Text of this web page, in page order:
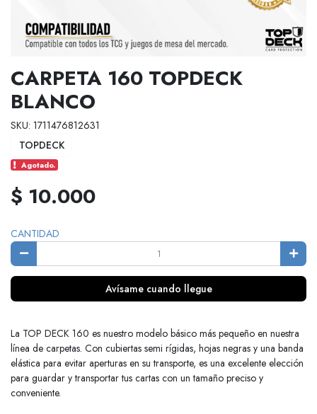
CARPETA 160 TOPDECK
BLANCO
SKU: 1711476812631
TOPDECK
Agotado.
$ 10.000
CANTIDAD
Avísame cuando llegue
La TOP DECK 160 es nuestro modelo básico más pequeño en nuestra
línea de carpetas. Con cubiertas semi rígidas, hojas negras y una banda
elástica para evitar aperturas en su transporte, es una excelente elección
para guardar y transportar tus cartas con un tamaño preciso y
conveniente.